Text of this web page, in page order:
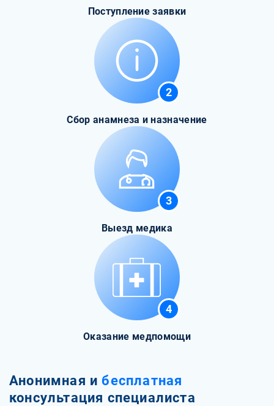
Поступление заявки
2
Сбор анамнеза и назначение
3
Выезд медика
4
Оказание медпомощи
Анонимная и бесплатная
консультация специалиста